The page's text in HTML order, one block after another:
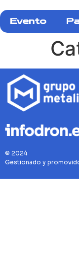
Evento
© 2024
Gestionado y